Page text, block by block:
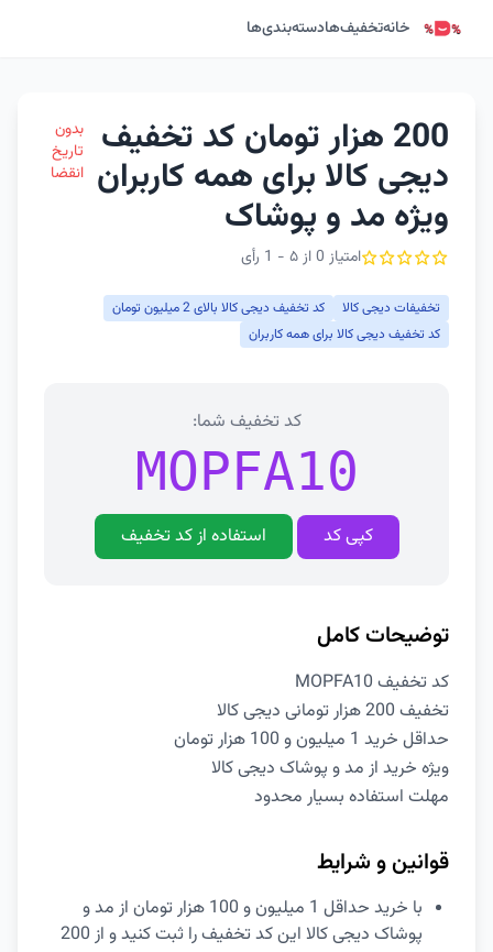
خانهتخفیف‌هادسته‌بندی‌ها
200 هزار تومان کد تخفیف
دیجی کالا برای همه کاربران
ویژه مد و پوشاک
امتیاز 0 از ۵ - 1 رأی
بدون
تاریخ
انقضا
تخفیفات دیجی کالا
کد تخفیف دیجی کالا بالای 2 میلیون تومان
کد تخفیف دیجی کالا برای همه کاربران
کد تخفیف شما:
MOPFA10
کپی کد استفاده از کد تخفیف
توضیحات کامل
کد تخفیف MOPFA10
تخفیف 200 هزار تومانی دیجی کالا
حداقل خرید 1 میلیون و 100 هزار تومان
ویژه خرید از مد و پوشاک دیجی کالا
مهلت استفاده بسیار محدود
قوانین و شرایط
با خرید حداقل 1 میلیون و 100 هزار تومان از مد و
پوشاک دیجی کالا این کد تخفیف را ثبت کنید و از 200